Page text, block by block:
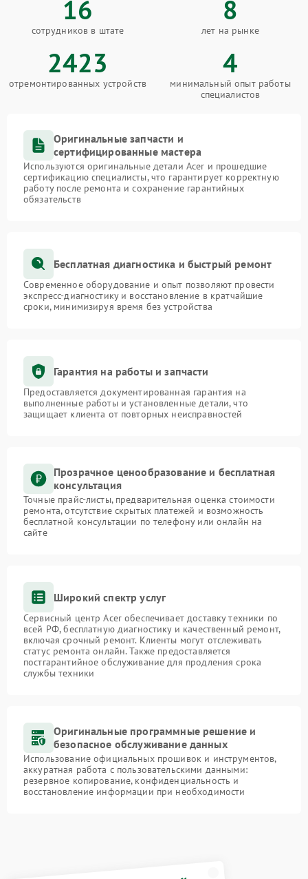
16
сотрудников в штате
8
лет на рынке
2423
отремонтированных устройств
4
минимальный опыт работы
специалистов
Оригинальные запчасти и
сертифицированные мастера
Используются оригинальные детали Acer и прошедшие
сертификацию специалисты, что гарантирует корректную
работу после ремонта и сохранение гарантийных
обязательств
Бесплатная диагностика и быстрый ремонт
Современное оборудование и опыт позволяют провести
экспресс-диагностику и восстановление в кратчайшие
сроки, минимизируя время без устройства
Гарантия на работы и запчасти
Предоставляется документированная гарантия на
выполненные работы и установленные детали, что
защищает клиента от повторных неисправностей
Прозрачное ценообразование и бесплатная
консультация
Точные прайс-листы, предварительная оценка стоимости
ремонта, отсутствие скрытых платежей и возможность
бесплатной консультации по телефону или онлайн на
сайте
Широкий спектр услуг
Сервисный центр Acer обеспечивает доставку техники по
всей РФ, бесплатную диагностику и качественный ремонт,
включая срочный ремонт. Клиенты могут отслеживать
статус ремонта онлайн. Также предоставляется
постгарантийное обслуживание для продления срока
службы техники
Оригинальные программные решение и
безопасное обслуживание данных
Использование официальных прошивок и инструментов,
аккуратная работа с пользовательскими данными:
резервное копирование, конфиденциальность и
восстановление информации при необходимости